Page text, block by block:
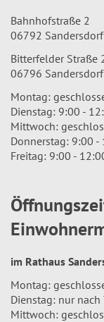
Bahnhofstraße 2
06792
Bitterfelder Straße
06796
Montag:
Dienstag: 9:00 -
Mittwoch:
Donnerstag: 9:00
Freitag: 9:00 -
im Rathaus
Montag:
Dienstag: nur
Mittwoch: